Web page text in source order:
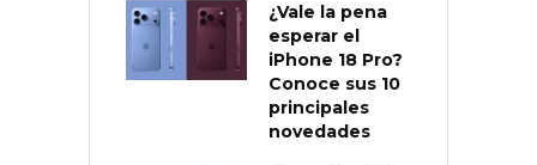
¿Vale la pena
esperar el
iPhone 18 Pro?
Conoce sus 10
principales
novedades